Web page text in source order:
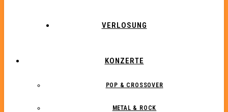
VERLOSUNG
KONZERTE
POP & CROSSOVER
METAL & ROCK